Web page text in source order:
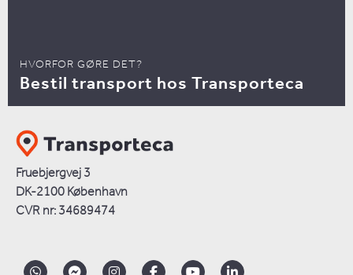
HVORFOR GØRE DET?
Bestil transport hos Transporteca
Fruebjergvej 3
DK-2100 København
CVR nr: 34689474